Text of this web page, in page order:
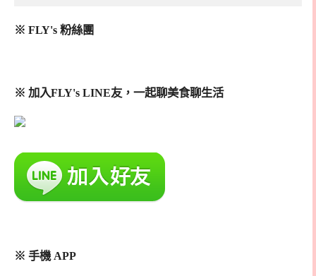
※ FLY's 粉絲團
※ 加入FLY's LINE友，一起聊美食聊生活
※ 手機 APP